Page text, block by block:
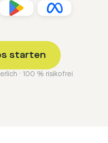
starten
· 100 % risikofrei